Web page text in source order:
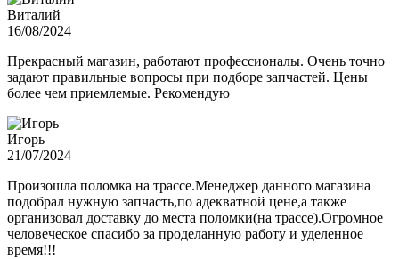
Виталий
16/08/2024
Прекрасный магазин, работают профессионалы. Очень точно
задают правильные вопросы при подборе запчастей. Цены
более чем приемлемые. Рекомендую
Игорь
21/07/2024
Произошла поломка на трассе.Менеджер данного магазина
подобрал нужную запчасть,по адекватной цене,а также
организовал доставку до места поломки(на трассе).Огромное
человеческое спасибо за проделанную работу и уделенное
время!!!